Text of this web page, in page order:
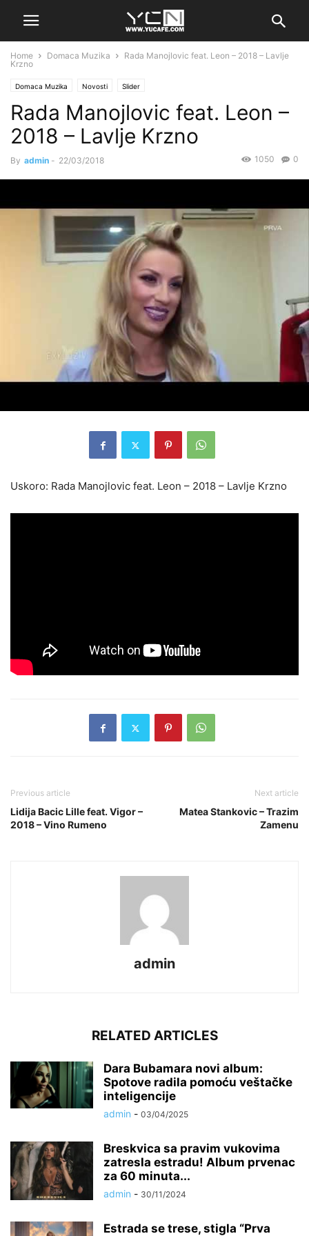
Home Domaca Muzika
Rada Manojlovic feat. Leon – 2018 – Lavlje
Krzno
Domaca Muzika Novosti Slider
Rada Manojlovic feat. Leon –
2018 – Lavlje Krzno
By admin - 22/03/2018 0
1050
Uskoro: Rada Manojlovic feat. Leon – 2018 – Lavlje Krzno
Previous article
Lidija Bacic Lille feat. Vigor –
2018 – Vino Rumeno
Next article
Matea Stankovic – Trazim
Zamenu
admin
RELATED ARTICLES
Dara Bubamara novi album:
Spotove radila pomoću veštačke
inteligencije
admin - 03/04/2025
Breskvica sa pravim vukovima
zatresla estradu! Album prvenac
za 60 minuta...
admin - 30/11/2024
Estrada se trese, stigla “Prva